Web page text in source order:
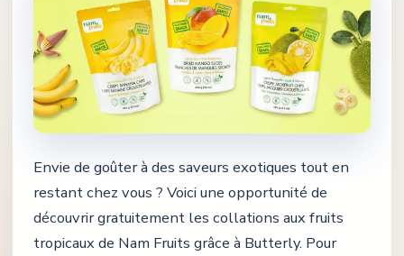
Envie de goûter à des saveurs exotiques tout en
restant chez vous ? Voici une opportunité de
découvrir gratuitement les collations aux fruits
tropicaux de Nam Fruits grâce à Butterly. Pour